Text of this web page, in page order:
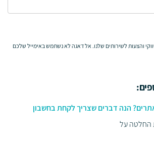
והצעות לשירותים שלנו. אל דאגה לא נשתמש באימייל שלכם
הנה דברים שצריך לקחת בחשבון
על